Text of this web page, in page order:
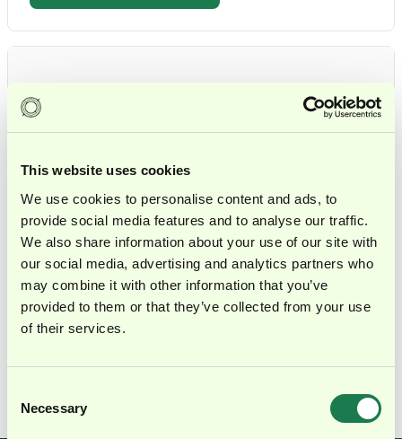
This website uses cookies
We use cookies to personalise content and ads, to
provide social media features and to analyse our traffic.
We also share information about your use of our site with
our social media, advertising and analytics partners who
may combine it with other information that you’ve
provided to them or that they’ve collected from your use
of their services.
Selection
Necessary
Ob grundlegende Formeln, oft genutzte
Funktionen oder nützliche Shortcuts – unser
Leitfaden ist der richtige Begleiter für effizientes
Arbeiten in Excel.
Jetzt herunterladen →
→